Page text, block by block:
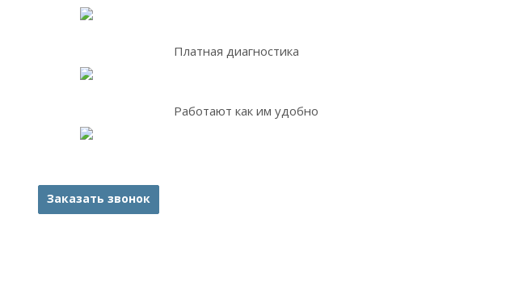
Платная диагностика
Работают как им удобно
Заказать звонок